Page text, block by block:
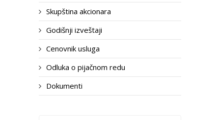
Skupština akcionara
Godišnji izveštaji
Cenovnik usluga
Odluka o pijačnom redu
Dokumenti